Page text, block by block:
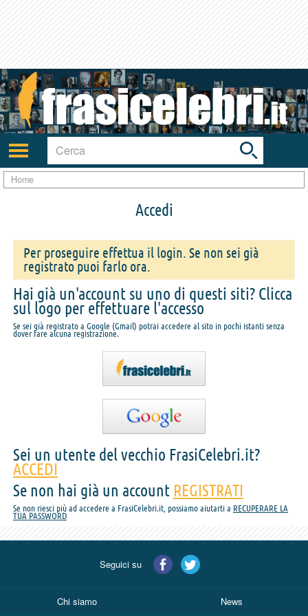
Attiva/disattiva
navigazione
Toggle
search
bar
Home
Accedi
Per proseguire effettua il login. Se non sei già
registrato puoi farlo ora.
Hai già un'account su uno di questi siti? Clicca
sul logo per effettuare l'accesso
Se sei già registrato a Google (Gmail) potrai accedere al sito in pochi istanti senza
dover fare alcuna registrazione.
Sei un utente del vecchio FrasiCelebri.it?
ACCEDI
Se non hai già un account REGISTRATI
Se non riesci più ad accedere a FrasiCelebri.it, possiamo aiutarti a RECUPERARE LA
TUA PASSWORD
Seguici su
Chi siamo News